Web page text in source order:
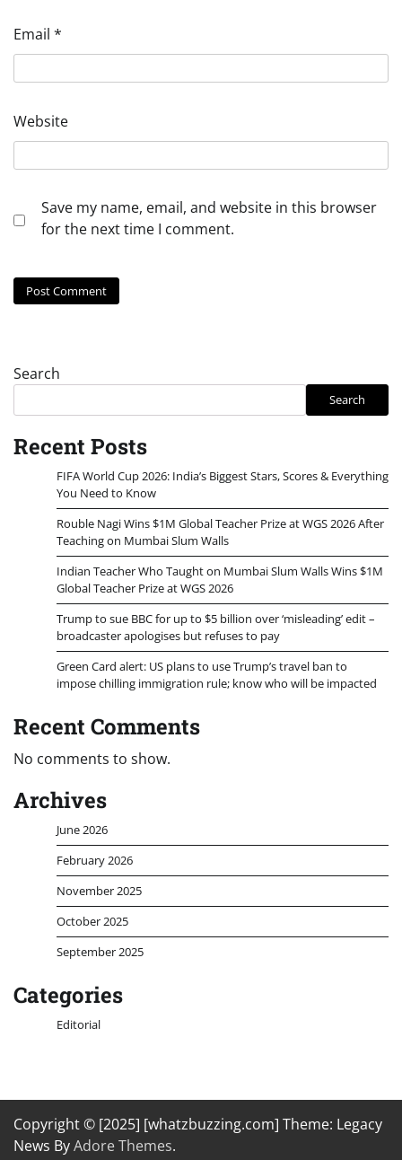
Email *
Website
Save my name, email, and website in this browser
for the next time I comment.
Search
Search
Recent Posts
FIFA World Cup 2026: India’s Biggest Stars, Scores & Everything
You Need to Know
Rouble Nagi Wins $1M Global Teacher Prize at WGS 2026 After
Teaching on Mumbai Slum Walls
Indian Teacher Who Taught on Mumbai Slum Walls Wins $1M
Global Teacher Prize at WGS 2026
Trump to sue BBC for up to $5 billion over ‘misleading’ edit –
broadcaster apologises but refuses to pay
Green Card alert: US plans to use Trump’s travel ban to
impose chilling immigration rule; know who will be impacted
Recent Comments
No comments to show.
Archives
June 2026
February 2026
November 2025
October 2025
September 2025
Categories
Editorial
Copyright © [2025] [whatzbuzzing.com] Theme: Legacy
News ByAdore Themes.